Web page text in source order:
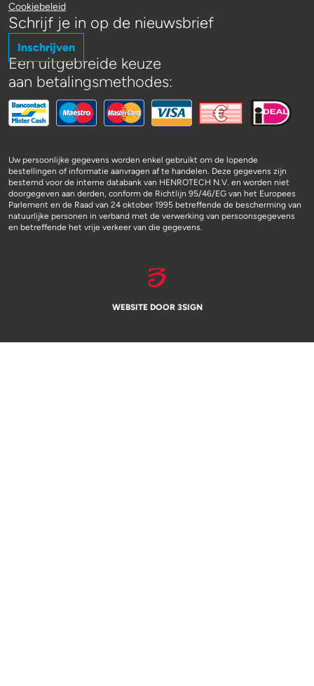
Cookiebeleid
Schrijf je in op de nieuwsbrief
Inschrijven
Een uitgebreide keuze
aan betalingsmethodes:
Uw persoonlijke gegevens worden enkel gebruikt om de lopende
bestellingen of informatie aanvragen af te handelen. Deze gegevens zijn
bestemd voor de interne databank van HENROTECH N.V. en worden niet
doorgegeven aan derden, conform de Richtlijn 95/46/EG van het Europees
Parlement en de Raad van 24 oktober 1995 betreffende de bescherming van
natuurlijke personen in verband met de verwerking van persoonsgegevens
en betreffende het vrije verkeer van die gegevens.
WEBSITE DOOR 3SIGN